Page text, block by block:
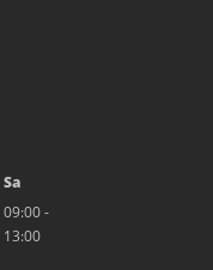
Sa
09:00 -
13:00